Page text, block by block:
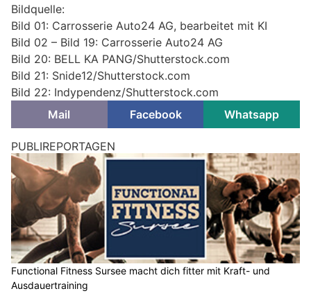
Bildquelle:
Bild 01: Carrosserie Auto24 AG, bearbeitet mit KI
Bild 02 – Bild 19: Carrosserie Auto24 AG
Bild 20: BELL KA PANG/Shutterstock.com
Bild 21: Snide12/Shutterstock.com
Bild 22: Indypendenz/Shutterstock.com
Mail
Facebook Whatsapp
PUBLIREPORTAGEN
Functional Fitness Sursee macht dich fitter mit Kraft- und
Ausdauertraining